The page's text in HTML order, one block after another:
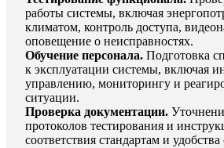
работы системы, включая
климатом, контроль доступа,
оповещение о неисправностях.
Обучение персонала. Подготовка
к эксплуатации системы, включая
управлению, мониторингу и
ситуации.
Проверка документации.
протоколов тестирования и
соответствия стандартам и